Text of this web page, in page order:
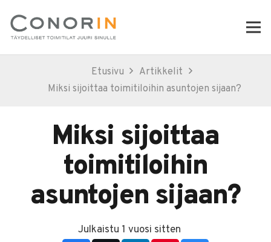
Etusivu
Artikkelit
Miksi sijoittaa toimitiloihin asuntojen sijaan?
Miksi sijoittaa
toimitiloihin
asuntojen sijaan?
Julkaistu 1 vuosi sitten